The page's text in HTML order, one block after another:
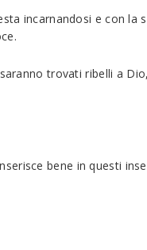
incarnandosi e con la
trovati ribelli a
bene in questi